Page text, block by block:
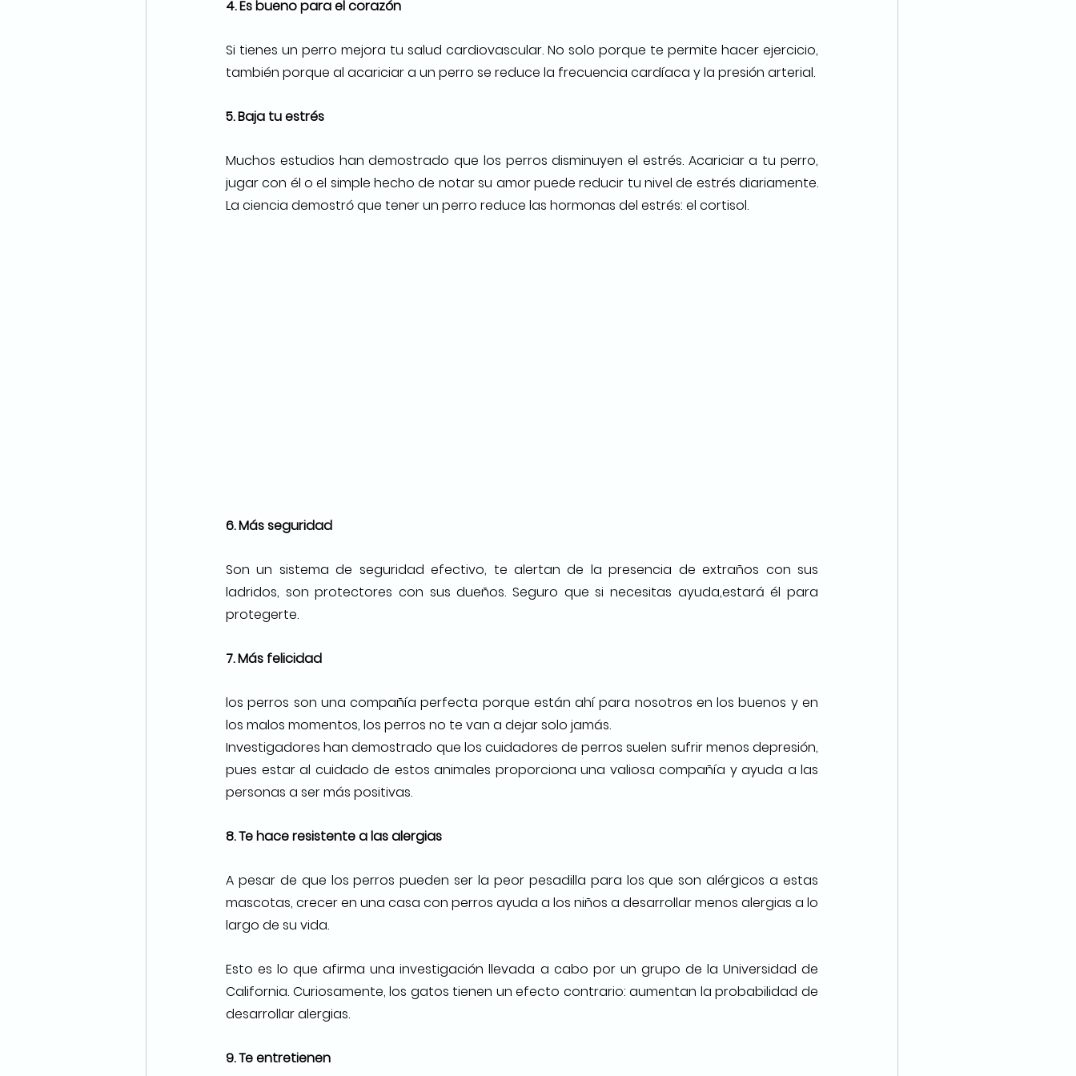
4. Es bueno para el corazón
Si tienes un perro mejora tu salud cardiovascular. No solo porque te permite hacer ejercicio,
también porque al acariciar a un perro se reduce la frecuencia cardíaca y la presión arterial.
5. Baja tu estrés
Muchos estudios han demostrado que los perros disminuyen el estrés. Acariciar a tu perro,
jugar con él o el simple hecho de notar su amor puede reducir tu nivel de estrés diariamente.
La ciencia demostró que tener un perro reduce las hormonas del estrés: el cortisol.
6. Más seguridad
Son un sistema de seguridad efectivo, te alertan de la presencia de extraños con sus
ladridos, son protectores con sus dueños. Seguro que si necesitas ayuda,estará él para
protegerte.
7. Más felicidad
los perros son una compañía perfecta porque están ahí para nosotros en los buenos y en
los malos momentos, los perros no te van a dejar solo jamás.
Investigadores han demostrado que los cuidadores de perros suelen sufrir menos depresión,
pues estar al cuidado de estos animales proporciona una valiosa compañía y ayuda a las
personas a ser más positivas.
8. Te hace resistente a las alergias
A pesar de que los perros pueden ser la peor pesadilla para los que son alérgicos a estas
mascotas, crecer en una casa con perros ayuda a los niños a desarrollar menos alergias a lo
largo de su vida.
Esto es lo que afirma una investigación llevada a cabo por un grupo de la Universidad de
California. Curiosamente, los gatos tienen un efecto contrario: aumentan la probabilidad de
desarrollar alergias.
9. Te entretienen